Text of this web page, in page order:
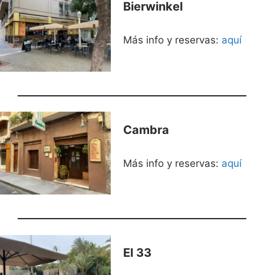
Bierwinkel
Más info y reservas: aquí
Cambra
Más info y reservas: aquí
El 33